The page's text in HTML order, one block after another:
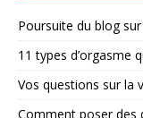
Poursuite du blog
11 types d’orgasme
Vos questions sur la
Comment poser des